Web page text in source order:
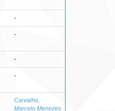
-
-
-
-
Carvalho,
Marcelo Menezes